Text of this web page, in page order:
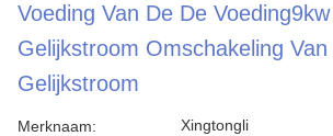
Voeding Van De De
Gelijkstroom Omschakeling
Gelijkstroom
Merknaam: Xingtongli